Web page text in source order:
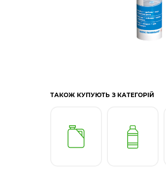
ТАКОЖ КУПУЮТЬ З КАТЕГОРІЙ